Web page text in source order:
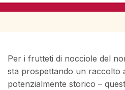
Per i frutteti di nocciole del
sta prospettando un raccolto
potenzialmente storico –